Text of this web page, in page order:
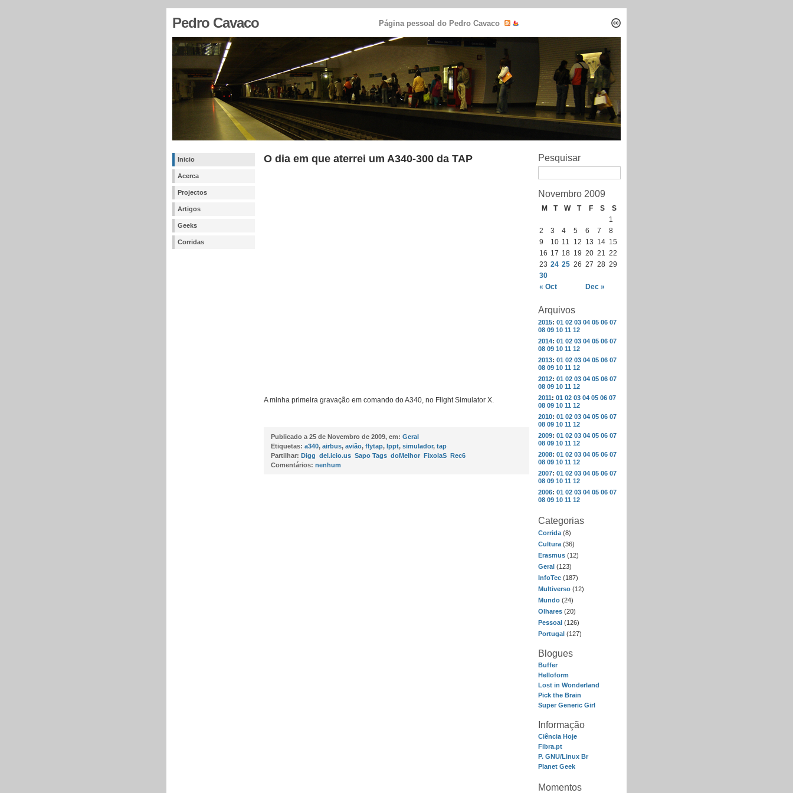
Pedro Cavaco Página pessoal do Pedro Cavaco
Inicio
Acerca
Projectos
Artigos
Geeks
Corridas
Pesquisar
Novembro 2009
M T W T F S S
« Oct Dec »
1
2
3 4 5 6 7
8
9
10 11 12 13 14 15
16 17 18 19 20 21 22
23 24 25 26 27 28 29
30
Arquivos
2015: 01 02 03 04 05 06 07
08 09 10 11 12
2014: 01 02 03 04 05 06 07
08 09 10 11 12
2013: 01 02 03 04 05 06 07
08 09 10 11 12
2012: 01 02 03 04 05 06 07
08 09 10 11 12
2011: 01 02 03 04 05 06 07
08 09 10 11 12
2010: 01 02 03 04 05 06 07
08 09 10 11 12
2009: 01 02 03 04 05 06 07
08 09 10 11 12
2008: 01 02 03 04 05 06 07
08 09 10 11 12
2007: 01 02 03 04 05 06 07
08 09 10 11 12
2006: 01 02 03 04 05 06 07
08 09 10 11 12
Categorias
Corrida (8)
Cultura (36)
Erasmus (12)
Geral (123)
InfoTec (187)
Multiverso (12)
Mundo (24)
Olhares (20)
Pessoal (126)
Portugal (127)
Blogues
Buffer
Helloform
Lost in Wonderland
Pick the Brain
Super Generic Girl
Informação
Ciência Hoje
Fibra.pt
P. GNU/Linux Br
Planet Geek
Momentos
O dia em que aterrei um A340-300 da TAP
A minha primeira gravação em comando do A340, no Flight Simulator X.
Publicado a 25 de Novembro de 2009, em: Geral
Etiquetas: a340, airbus, avião, flytap, lppt, simulador, tap
Partilhar: Digg del.icio.us Sapo Tags doMelhor FixolaS Rec6
Comentários: nenhum